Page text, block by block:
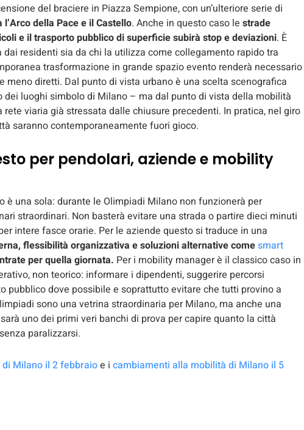
del braciere in Piazza Sempione, con un’ulteriore serie di
della Pace e il Castello. Anche in questo caso le strade
e il trasporto pubblico di superficie subirà stop e deviazioni. È
residenti sia da chi la utilizza come collegamento rapido tra
trasformazione in grande spazio evento renderà necessario
meno diretti. Dal punto di vista urbano è una scelta scenografica
luoghi simbolo di Milano – ma dal punto di vista della mobilità
viaria già stressata dalle chiusure precedenti. In pratica, nel giro
saranno contemporaneamente fuori gioco.
per pendolari, aziende e mobility
è una sola: durante le Olimpiadi Milano non funzionerà per
straordinari. Non basterà evitare una strada o partire dieci minuti
intere fasce orarie. Per le aziende questo si traduce in una
flessibilità organizzativa e soluzioni alternative comesmart
per quella giornata. Per i mobility manager è il classico caso in
non teorico: informare i dipendenti, suggerire percorsi
pubblico dove possibile e soprattutto evitare che tutti provino a
sono una vetrina straordinaria per Milano, ma anche una
uno dei primi veri banchi di prova per capire quanto la città
paralizzarsi.
Milano il 2 febbraioe i cambiamenti alla mobilità di Milano il 5